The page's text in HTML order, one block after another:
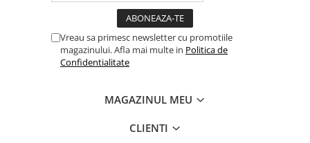
Vreau sa primesc newsletter cu promotiile
magazinului. Afla mai multe in Politica de
Confidentialitate
MAGAZINUL MEU
CLIENTI